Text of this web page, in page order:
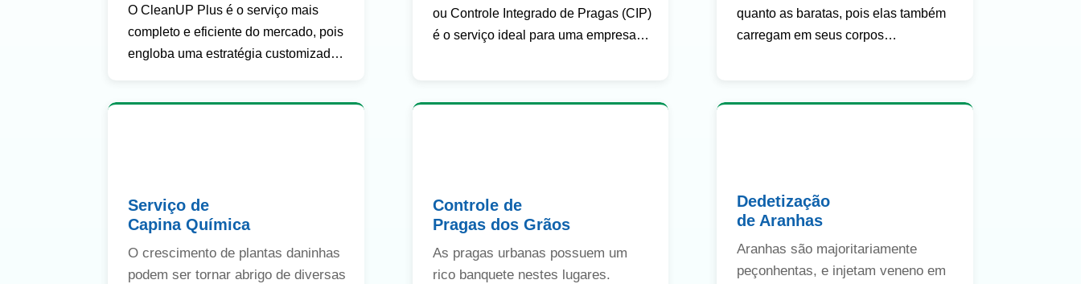
O CleanUP Plus é o serviço mais
completo e eficiente do mercado, pois
engloba uma estratégia customizada,
ou Controle Integrado de Pragas (CIP)
é o serviço ideal para uma empresa
quanto as baratas, pois elas também
carregam em seus corpos
Serviço de
Capina Química
O crescimento de plantas daninhas
podem ser tornar abrigo de diversas
Controle de
Pragas dos Grãos
As pragas urbanas possuem um
rico banquete nestes lugares.
Dedetização
de Aranhas
Aranhas são majoritariamente
peçonhentas, e injetam veneno em